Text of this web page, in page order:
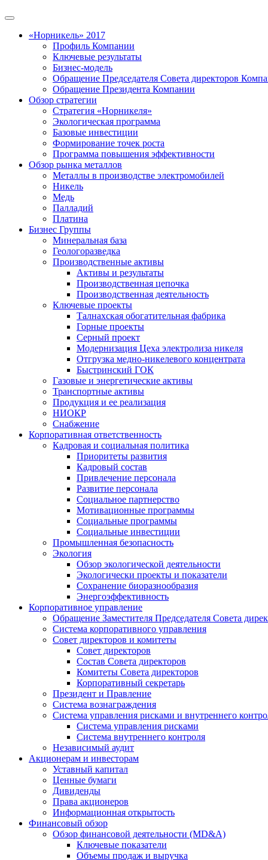
«Норникель» 2017
Профиль Компании
Ключевые результаты
Бизнес-модель
Обращение Председателя Совета директоров
Обращение Президента Компании
Обзор стратегии
Стратегия «Норникеля»
Экологическая программа
Базовые инвестиции
Формирование точек роста
Программа повышения эффективности
Обзор рынка металлов
Металлы в производстве электромобилей
Никель
Медь
Палладий
Платина
Бизнес Группы
Минеральная база
Геологоразведка
Производственные активы
Активы и результаты
Производственная цепочка
Производственная деятельность
Ключевые проекты
Талнахская обогатительная фабрика
Горные проекты
Серный проект
Модернизация Цеха электролиза никеля
Отгрузка медно-никелевого концентрата
Быстринский ГОК
Газовые и энергетические активы
Транспортные активы
Продукция и ее реализация
НИОКР
Снабжение
Корпоративная ответственность
Кадровая и социальная политика
Приоритеты развития
Кадровый состав
Привлечение персонала
Развитие персонала
Социальное партнерство
Мотивационные программы
Социальные программы
Социальные инвестиции
Промышленная безопасность
Экология
Обзор экологической деятельности
Экологически проекты и показатели
Сохранение биоразнообразия
Энергоэффективность
Корпоративное управление
Обращение Заместителя Председателя Совета
Система корпоративного управления
Совет директоров и комитеты
Совет директоров
Состав Совета директоров
Комитеты Совета директоров
Корпоративный секретарь
Президент и Правление
Система вознаграждения
Система управления рисками и внутреннего
Система управления рисками
Система внутреннего контроля
Независимый аудит
Акционерам и инвесторам
Уставный капитал
Ценные бумаги
Дивиденды
Права акционеров
Информационная открытость
Финансовый обзор
Обзор финансовой деятельности (MD&A)
Ключевые показатели
Объемы продаж и выручка